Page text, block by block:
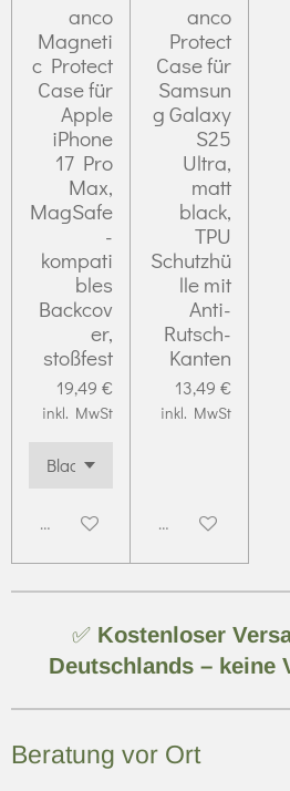
anco
Magneti
c Protect
Case für
Apple
iPhone
17 Pro
Max,
MagSafe
-
kompati
bles
Backcov
er,
stoßfest
19,49 €
inkl. MwSt
Deaktiviert
anco
Protect
Case für
Samsun
g Galaxy
S25
Ultra,
matt
black,
TPU
Schutzhü
lle mit
Anti-
Rutsch-
Kanten
13,49 €
inkl. MwSt
Deaktiviert
✅ Kostenloser
Deutschlands – keine
Beratung vor Ort